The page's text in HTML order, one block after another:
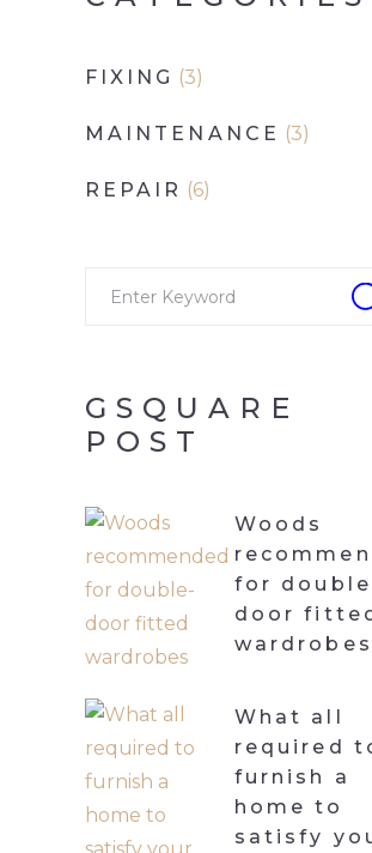
FIXING (3)
MAINTENANCE (3)
REPAIR (6)
GSQUARE
POST
Woods
for
door
wardrobes
What all
required
furnish a
home to
satisfy